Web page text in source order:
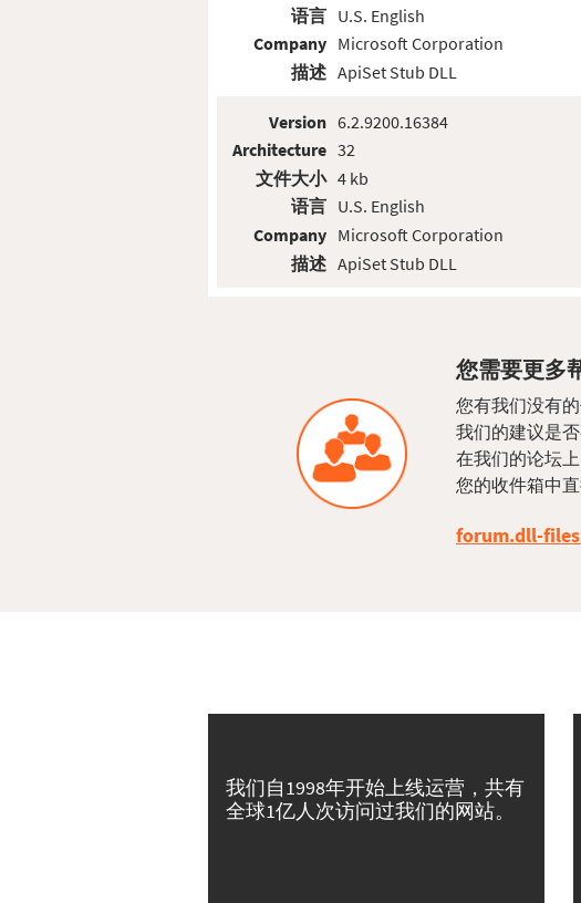
语言
Company
描述
U.S. English
Microsoft Corporation
ApiSet Stub DLL
Version
Architecture
文件大小
语言
Company
描述
6.2.9200.16384
32
4 kb
U.S. English
Microsoft Corporation
ApiSet Stub DLL
您需要更多
您有我们没有
我们的建议是
在我们的论坛
您的收件箱中直
forum.dll-
我们自1998年开始上线运营，共有
全球1亿人次访问过我们的网站。